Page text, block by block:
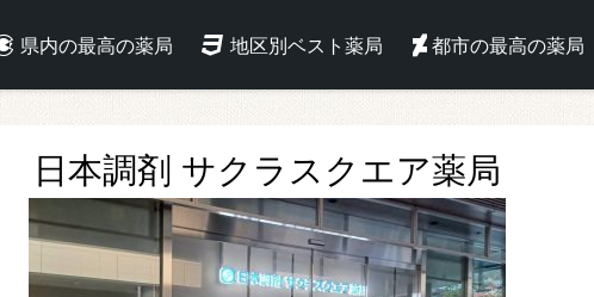
県内の最高の薬局 地区別ベスト薬局 都市の最高の薬局
日本調剤 サクラスクエア薬局